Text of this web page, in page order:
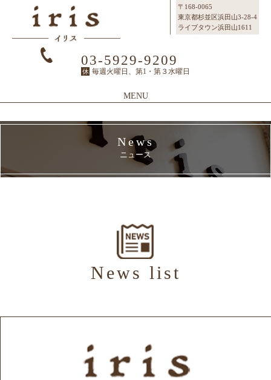
〒168-0065
東京都杉並区浜田山3-28-4
ライブタウン浜田山1611
03-5929-9209
休 毎週火曜日、第1・第３水曜日
MENU
Top
Topページ
Concept
irisのこだわり
SalonInfo
サロンインフォ
Staff
スタッフ紹介
Recruit
リクルート
News
ニュース
News list